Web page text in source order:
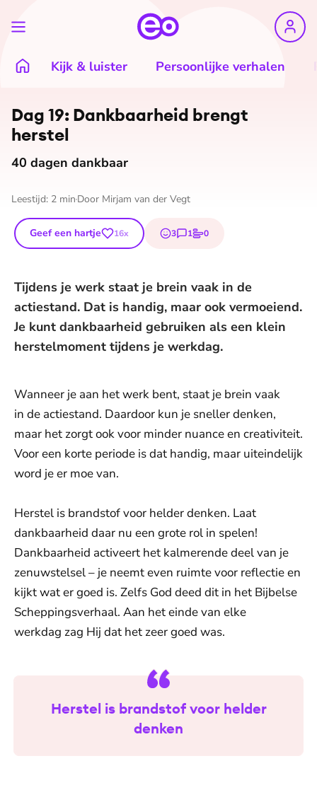
Kijk & luister Persoonlijke verhalen
Dag 19: Dankbaarheid brengt
herstel
40 dagen dankbaar
Leestijd: 2 min Door Mirjam van der Vegt
Geef een hartje 16x 3
emojis
1
reactie
0
stem
Tijdens je werk staat je brein vaak in de
actiestand. Dat is handig, maar ook vermoeiend.
Je kunt dankbaarheid gebruiken als een klein
herstelmoment tijdens je werkdag.
Wanneer je aan het werk bent, staat je brein vaak
in de actiestand. Daardoor kun je sneller denken,
maar het zorgt ook voor minder nuance en creativiteit.
Voor een korte periode is dat handig, maar uiteindelijk
word je er moe van.
Herstel is brandstof voor helder denken. Laat
dankbaarheid daar nu een grote rol in spelen!
Dankbaarheid activeert het kalmerende deel van je
zenuwstelsel – je neemt even ruimte voor reflectie en
kijkt wat er goed is. Zelfs God deed dit in het Bijbelse
Scheppingsverhaal. Aan het einde van elke
werkdag zag Hij dat het zeer goed was.
Herstel is brandstof voor helder
denken